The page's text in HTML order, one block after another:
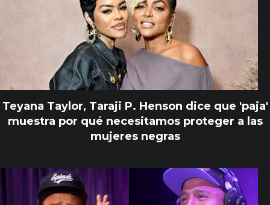
Teyana Taylor, Taraji P. Henson dice que 'paja'
muestra por qué necesitamos proteger a las
mujeres negras